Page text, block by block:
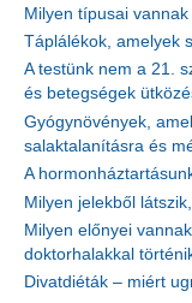
Milyen típusai
Táplálékok, amelyek
A testünk nem a 21.
és betegségek
Gyógynövények,
salaktalanításra és
A
Milyen jelekből
Milyen előnyei
doktorhalakkal
Divatdiéták – miért